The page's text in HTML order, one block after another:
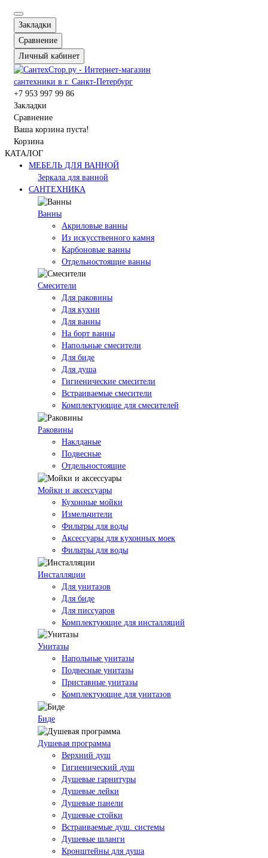
Закладки
Сравнение
Личный кабинет
+7 953 997 99 86
Закладки
Сравнение
Ваша корзина пуста!
Корзина
КАТАЛОГ
МЕБЕЛЬ ДЛЯ ВАННОЙ
Зеркала для ванной
САНТЕХНИКА
Ванны
Акриловые ванны
Из искусственного камня
Карбоновые ванны
Отдельностоящие ванны
Смесители
Для раковины
Для кухни
Для ванны
На борт ванны
Напольные смесители
Для биде
Для душа
Гигиенические смесители
Встраиваемые смесители
Комплектующие для смесителей
Раковины
Наклданые
Подвесные
Отдельностоящие
Мойки и аксессуары
Кухонные мойки
Измельчители
Фильтры для воды
Аксессуары для кухонных моек
Фильтры для воды
Инсталляции
Для унитазов
Для биде
Для писсуаров
Комплектующие для инсталляций
Унитазы
Напольные унитазы
Подвесные унитазы
Приставные унитазы
Комплектующие для унитазов
Биде
Душевая программа
Верхний душ
Гигиенический душ
Душевые гарнитуры
Душевые лейки
Душевые панели
Душевые стойки
Встраиваемые душ. системы
Душевые шланги
Кронштейны для душа